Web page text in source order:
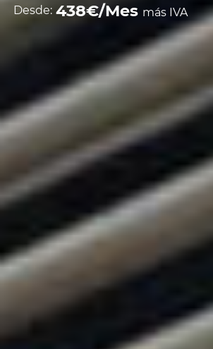
Desde: 438€/Mes más IVA